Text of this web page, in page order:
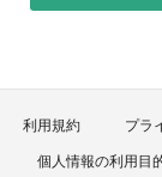
利用規約 プラ
個人情報の利用目